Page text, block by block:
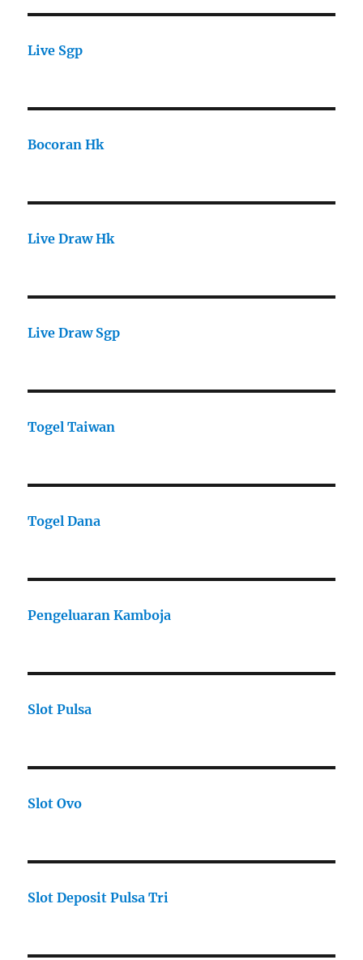
Live Sgp
Bocoran Hk
Live Draw Hk
Live Draw Sgp
Togel Taiwan
Togel Dana
Pengeluaran Kamboja
Slot Pulsa
Slot Ovo
Slot Deposit Pulsa Tri